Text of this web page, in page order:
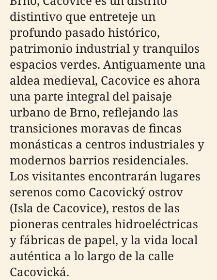
distintivo que entreteje un
profundo pasado histórico,
patrimonio industrial y tranquilos
espacios verdes. Antiguamente una
aldea medieval, Cacovice es ahora
una parte integral del paisaje
urbano de Brno, reflejando las
transiciones moravas de fincas
monásticas a centros industriales y
modernos barrios residenciales.
Los visitantes encontrarán lugares
serenos como Cacovický ostrov
(Isla de Cacovice), restos de las
pioneras centrales hidroeléctricas
y fábricas de papel, y la vida local
auténtica a lo largo de la calle
Cacovická.